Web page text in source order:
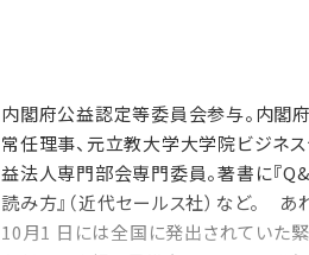
内閣府公益認定等委員会参与。内閣
常任理事、元立教大学大学院ビジネ
益法人専門部会専門委員。著書に『
読み方』（近代セールス社）など。
10月1 日には全国に発出されていた緊